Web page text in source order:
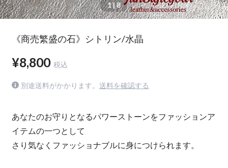
1| 8
《商売繁盛の石》シトリン/水晶
¥8,800 税込
別途送料がかかります。 送料を確認する
あなたのお守りとなるパワーストーンをファッションア
イテムの一つとして
さり気なくファッショナブルに身につけられます。